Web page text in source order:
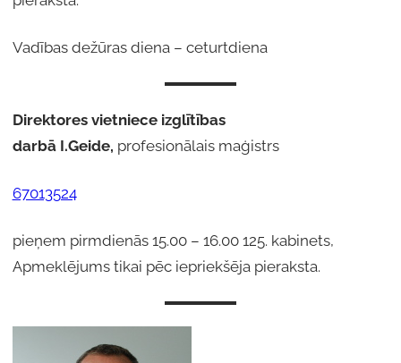
Vadības dežūras diena – ceturtdiena
Direktoresvietniece izglītības
darbā I.Geide, profesionālais maģistrs
67013524
pieņem pirmdienās 15.00 – 16.00 125. kabinets,
Apmeklējums tikai pēc iepriekšēja pieraksta.